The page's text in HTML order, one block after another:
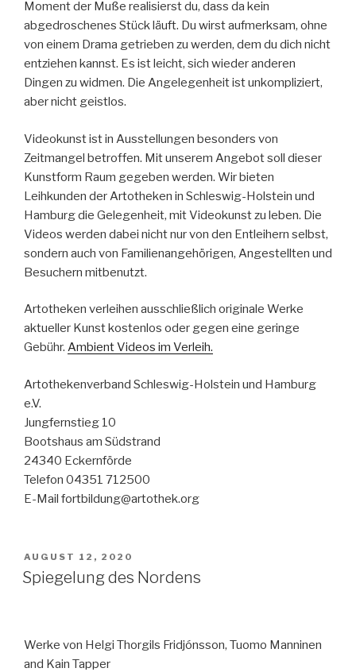
Moment der Muße realisierst du, dass da kein
abgedroschenes Stück läuft. Du wirst aufmerksam, ohne
von einem Drama getrieben zu werden, dem du dich nicht
entziehen kannst. Es ist leicht, sich wieder anderen
Dingen zu widmen. Die Angelegenheit ist unkompliziert,
aber nicht geistlos.
Videokunst ist in Ausstellungen besonders von
Zeitmangel betroffen. Mit unserem Angebot soll dieser
Kunstform Raum gegeben werden. Wir bieten
Leihkunden der Artotheken in Schleswig-Holstein und
Hamburg die Gelegenheit, mit Videokunst zu leben. Die
Videos werden dabei nicht nur von den Entleihern selbst,
sondern auch von Familienangehörigen, Angestellten und
Besuchern mitbenutzt.
Artotheken verleihen ausschließlich originale Werke
aktueller Kunst kostenlos oder gegen eine geringe
Gebühr. Ambient Videos im Verleih.
Artothekenverband Schleswig-Holstein und Hamburg
e.V.
Jungfernstieg 10
Bootshaus am Südstrand
24340 Eckernförde
Telefon 04351 712500
E-Mail fortbildung@artothek.org
VERÖFFENTLICHT
AM
AUGUST 12, 2020
Spiegelung des Nordens
Werke von Helgi Thorgils Fridjónsson, Tuomo Manninen
and Kain Tapper